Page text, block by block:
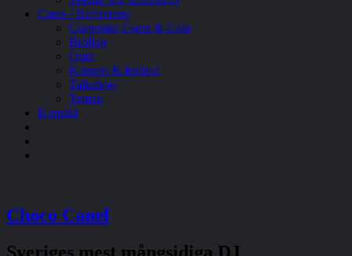
Cases / Referenser
Corporate Event & Gala
Bröllop
Quiz
Konsert & festival
Talkshow
Teman
Kontakt
Choco Canel